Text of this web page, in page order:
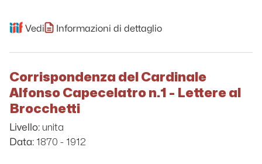
Vedi Informazioni di dettaglio
Corrispondenza del Cardinale
Alfonso Capecelatro n.1 - Lettere al
Brocchetti
Livello: unita
Data: 1870 - 1912